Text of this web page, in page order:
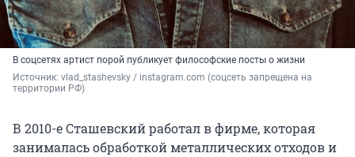
В соцсетях артист порой публикует философские посты о жизни
Источник: vlad_stashevsky / instagram.com (соцсеть запрещена на
территории РФ)
В 2010-е Сташевский работал в фирме, которая
занималась обработкой металлических отходов и